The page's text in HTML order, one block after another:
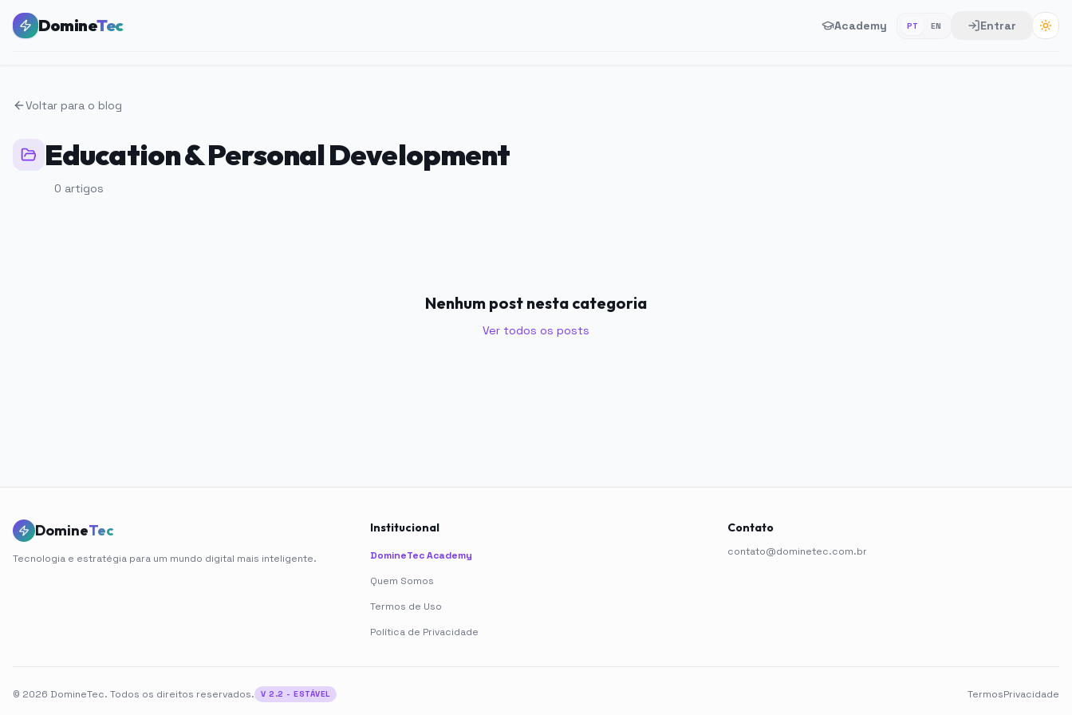
DomineTec Academy PT EN Entrar
Voltar para o blog
Education & Personal Development
0 artigos
Nenhum post nesta categoria
Ver todos os posts
DomineTec
Tecnologia e estratégia para um mundo digital mais inteligente.
Institucional
DomineTec Academy
Quem Somos
Termos de Uso
Política de Privacidade
Contato
contato@dominetec.com.br
© 2026 DomineTec. Todos os direitos reservados. V 2.2 - ESTÁVEL TermosPrivacidade